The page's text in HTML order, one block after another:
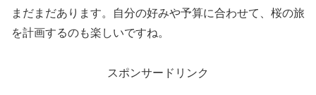
まだまだあります。自分の好みや予算に合わせて、桜の旅
を計画するのも楽しいですね。
スポンサードリンク